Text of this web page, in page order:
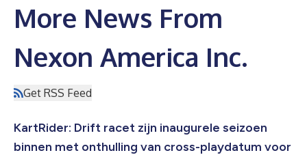
More News From
Nexon America Inc.
Get RSS Feed
KartRider: Drift racet zijn inaugurele seizoen
binnen met onthulling van cross-playdatum voor